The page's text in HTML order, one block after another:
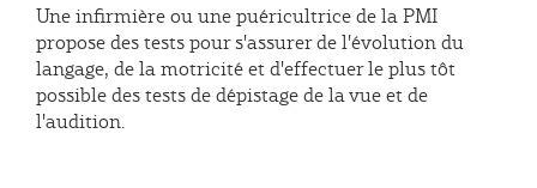
Une infirmière ou une puéricultrice de la PMI
propose des tests pour s'assurer de l'évolution du
langage, de la motricité et d'effectuer le plus tôt
possible des tests de dépistage de la vue et de
l'audition.